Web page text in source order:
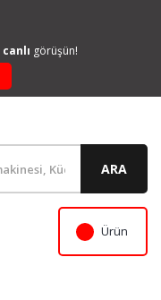
canlı görüşün!
ARA
Ürün